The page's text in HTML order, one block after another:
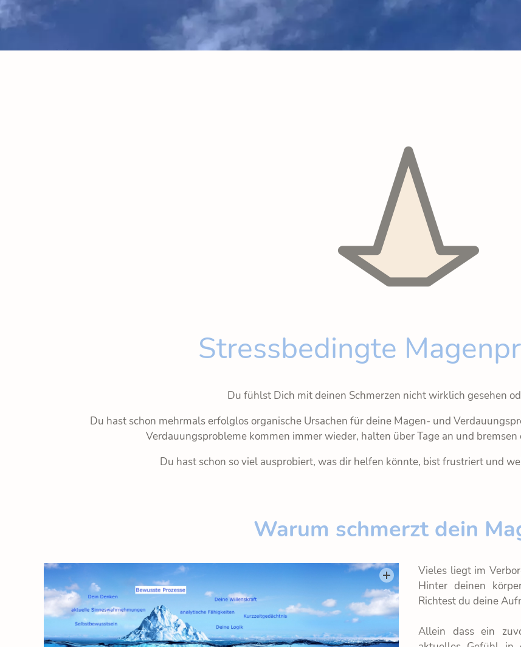
Stressbedingte
Du fühlst Dich mit deinen Schmerzen nicht wirklich gesehen
Du hast schon mehrmals erfolglos organische Ursachen für deine Magen- und
Verdauungsprobleme kommen immer wieder, halten über Tage an und
Du hast schon so viel ausprobiert, was dir helfen könnte, bist frustriert und
Warum schmerzt dein
Vieles liegt im
Hinter deinen
Richtest du deine
Allein dass ein